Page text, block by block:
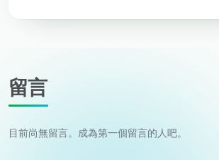
留言
目前尚無留言。成為第一個留言的人吧。